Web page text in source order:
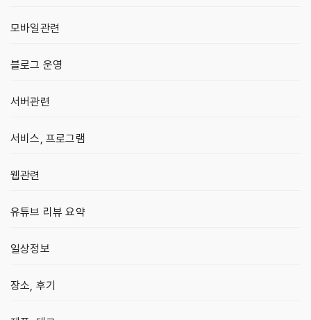
모바일관련
블로그 운영
서버관련
서비스, 프로그램
웹관련
유튜브 리뷰 요약
일상정보
장소, 후기